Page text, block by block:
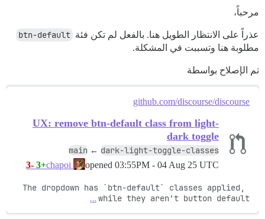
مرحباً،
عذراً على الانتظار الطويل هنا. بالفعل لم تكن فئة btn-default
مطلوبة هنا وتسببت في المشكلة.
تم الإصلاح بواسطة
github.com/discourse/discourse
UX: remove btn-default class from light-
dark toggle
main ← dark-light-toggle-classes
opened 03:55PM - 04 Aug 25 UTC
+3
-3
The dropdown has `btn-default` classes applied,
while they aren't button default
…